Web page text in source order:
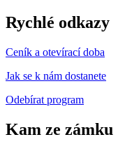
Rychlé odkazy
Ceník a otevírací doba
Jak se k nám dostanete
Odebírat program
Kam ze zámku